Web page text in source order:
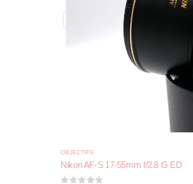
OBJECTIFS
Nikon AF-S 17-55mm f/2.8 G ED